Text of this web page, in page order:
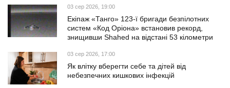
03 сер 2026, 19:00
Екіпаж «Танго» 123-ї бригади безпілотних
систем «Код Оріона» встановив рекорд,
знищивши Shahed на відстані 53 кілометри
03 сер 2026, 17:00
Як влітку вберегти себе та дітей від
небезпечних кишкових інфекцій